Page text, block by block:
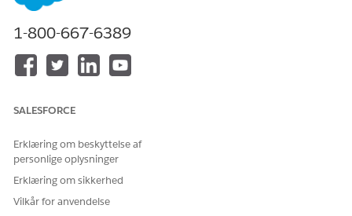
Tilgængelig i:
med Agentforce for Financial Services Cloud-
tilføjelsesprogramlicensen.
Opsæt Tableau Next Analytics-dashboards for Financial
Installer Tableau Next Analytics-dashboards for at styrke
visning, der gør det nemmere at levere en personlig og
problemfri Retail Banking. Disse effektive dashboards, der
er bygget på forhånd, viser indsigter, der kan handles på
på tværs af nøgletalsområder, herunder Customer 360,
indskudstendenser, emnegenerering, henvisningskilder og
1-800-667-6389
SALESFORCE
Erklæring om beskyttelse af
personlige oplysninger
Erklæring om sikkerhed
Vilkår for anvendelse